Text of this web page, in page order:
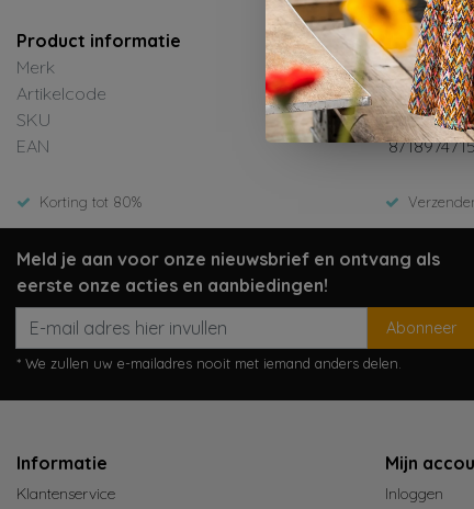
Product informatie
Merk
Daily7
Artikelcode
D7NG-
SKU
Zomer
EAN
Korting tot 80%
Meld je aan voor onze nieuwsbrief en ontvang als
eerste onze acties en aanbiedingen!
Abonneer
* We zullen uw e-mailadres nooit met iemand anders delen.
Informatie
Klantenservice
Mijn
Inloggen